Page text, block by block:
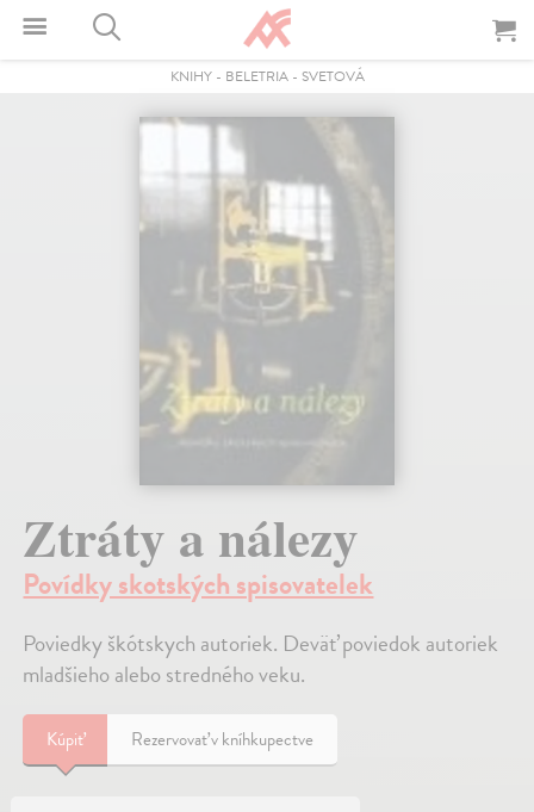
KNIHY- BELETRIA- SVETOVÁ
Ztráty a nálezy
Povídky skotských spisovatelek
Poviedky škótskych autoriek. Deväť poviedok autoriek
mladšieho alebo stredného veku.
Kúpiť Rezervovať v kníhkupectve